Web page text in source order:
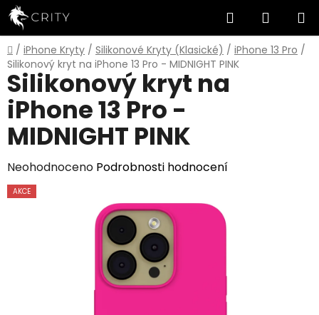
Přejít
na
obsah
Hledat
KOŠÍK
Domů
/ iPhone Kryty / Silikonové Kryty (Klasické) / iPhone 13 Pro /
Silikonový kryt na iPhone 13 Pro - MIDNIGHT PINK
Silikonový kryt na
iPhone 13 Pro -
MIDNIGHT PINK
Průměrné
hodnocení
Neohodnoceno Podrobnosti hodnocení
AKCE